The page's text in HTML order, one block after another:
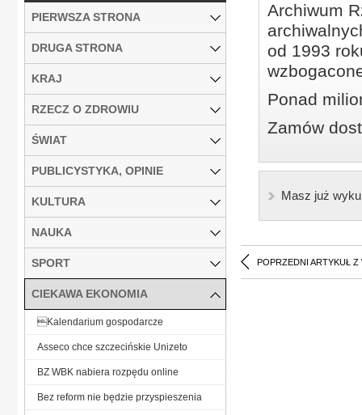
Archiwum
od 1993
Ponad
Zamów
Masz już
POPRZEDNI ARTYKUŁ Z
PIERWSZA STRONA
DRUGA STRONA
KRAJ
RZECZ O ZDROWIU
ŚWIAT
PUBLICYSTYKA, OPINIE
KULTURA
NAUKA
SPORT
CIEKAWA EKONOMIA
Kalendarium gospodarcze
Asseco chce szczecińskie Unizeto
BZ WBK nabiera rozpędu online
Bez reform nie będzie przyspieszenia